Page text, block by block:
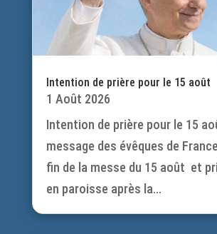
Intention de prière pour le 15 août
1 Août 2026
Intention de prière pour le 15
message des évêques de
fin de la messe du 15 août et
en paroisse après la...